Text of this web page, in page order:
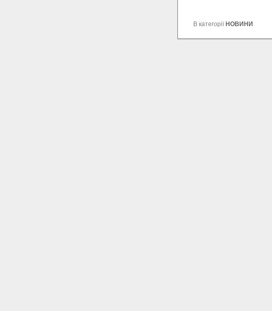
В категоріїНОВИНИ